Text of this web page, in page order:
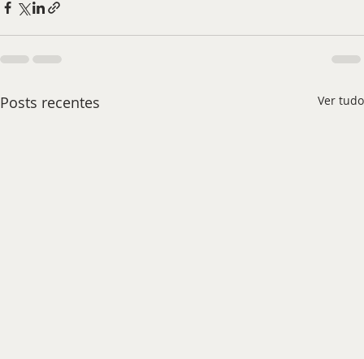
Posts recentes Ver tudo